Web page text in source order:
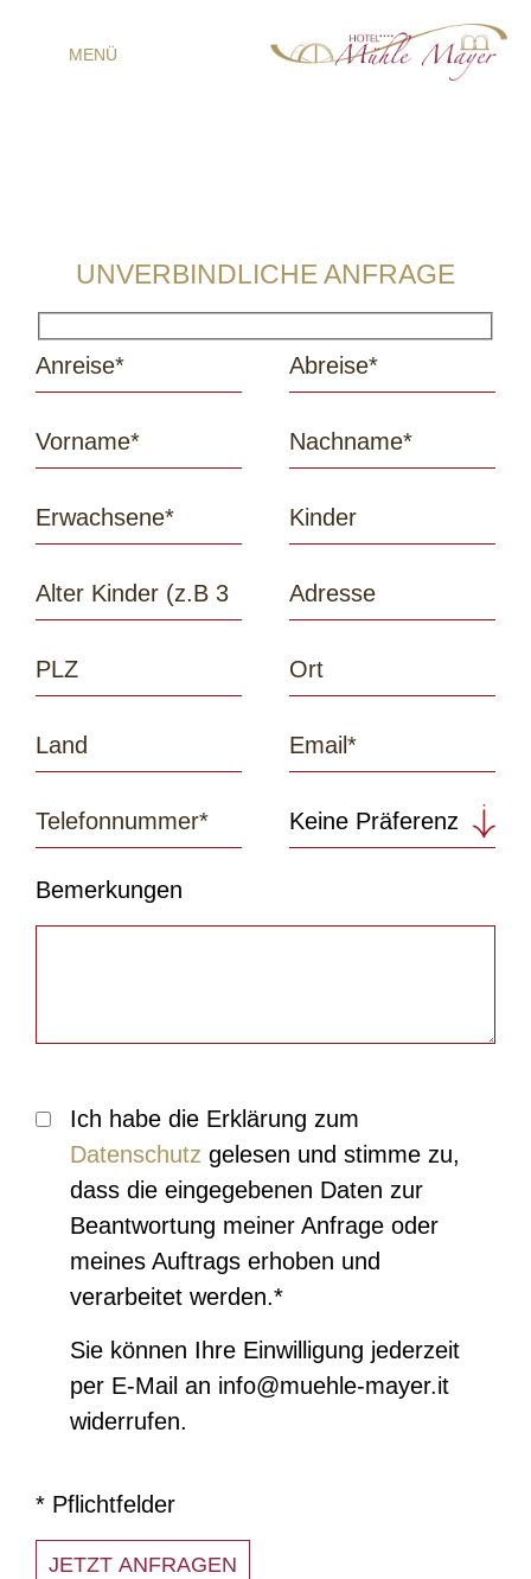
MENÜ
UNVERBINDLICHE ANFRAGE
Bemerkungen
Ich habe die Erklärung zum
Datenschutz gelesen und stimme zu,
dass die eingegebenen Daten zur
Beantwortung meiner Anfrage oder
meines Auftrags erhoben und
verarbeitet werden.*
Sie können Ihre Einwilligung jederzeit
per E-Mail an info@muehle-mayer.it
widerrufen.
* Pflichtfelder